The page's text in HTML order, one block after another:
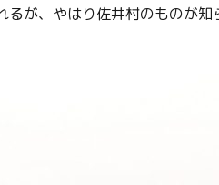
るが、やはり佐井村のものが